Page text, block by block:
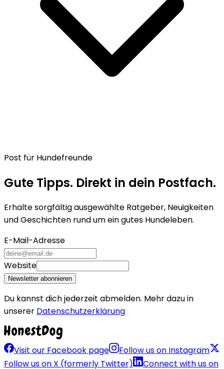
Post für Hundefreunde
Gute Tipps. Direkt in dein Postfach.
Erhalte sorgfältig ausgewählte Ratgeber, Neuigkeiten
und Geschichten rund um ein gutes Hundeleben.
E-Mail-Adresse
Website
Newsletter abonnieren
Du kannst dich jederzeit abmelden. Mehr dazu in
unserer Datenschutzerklärung
Visit our Facebook page
Follow us on Instagram
Follow us on X (formerly Twitter)
Connect with us on